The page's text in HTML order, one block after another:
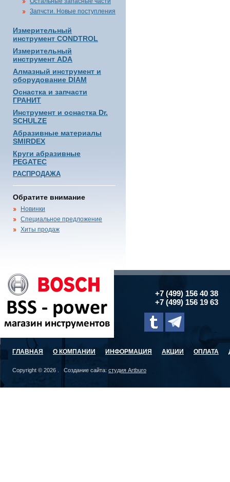
Запчсти. Новые поступления
Измерительный
инструмент CONDTROL
Измерительный
инструмент ADA
Алмазный инструмент и
оборудование DIAM
Оснастка и запчасти
ГРАНИТ
Инструмент и оснастка Dr.
SCHULZE
Абразивные материалы
SMIRDEX
Круги абразивные
PEGATEC
РАСПРОДАЖА
Обратите внимание
Новинки
Специальное предложение
Хиты продаж
+7 (499) 156 40 38
+7 (499) 156 19 63
ГЛАВНАЯ О КОМПАНИИ ИНФОРМАЦИЯ АКЦИИ ОПЛАТА
Copyright © 2026 . Создание сайта: студия Artburo